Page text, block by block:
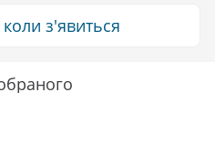
з'явиться